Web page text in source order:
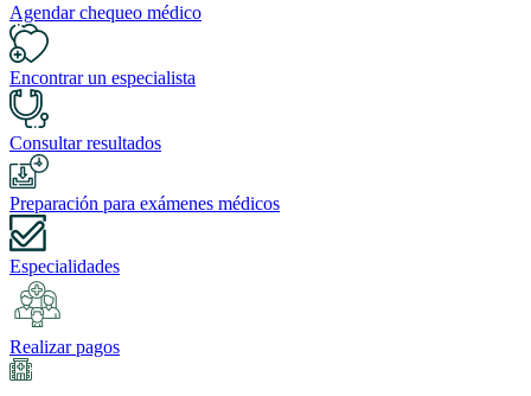
Agendar chequeo médico
Encontrar un especialista
Consultar resultados
Preparación para exámenes médicos
Especialidades
Realizar pagos